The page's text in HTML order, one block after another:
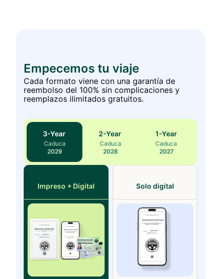
Empecemos tu viaje
Cada formato viene con una garantía de
reembolso del 100% sin complicaciones y
reemplazos ilimitados gratuitos.
3-Year
Caduca
2029
2-Year
Caduca
2028
1-Year
Caduca
2027
Impreso + Digital Solo digital